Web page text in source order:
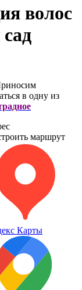
волос
в одну из
маршрут
Карты